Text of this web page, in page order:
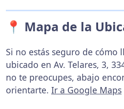
📍 Mapa de la
Si no estás seguro de cómo
ubicado en Av. Telares, 3,
no te preocupes, abajo
orientarte. Ir a Google Maps